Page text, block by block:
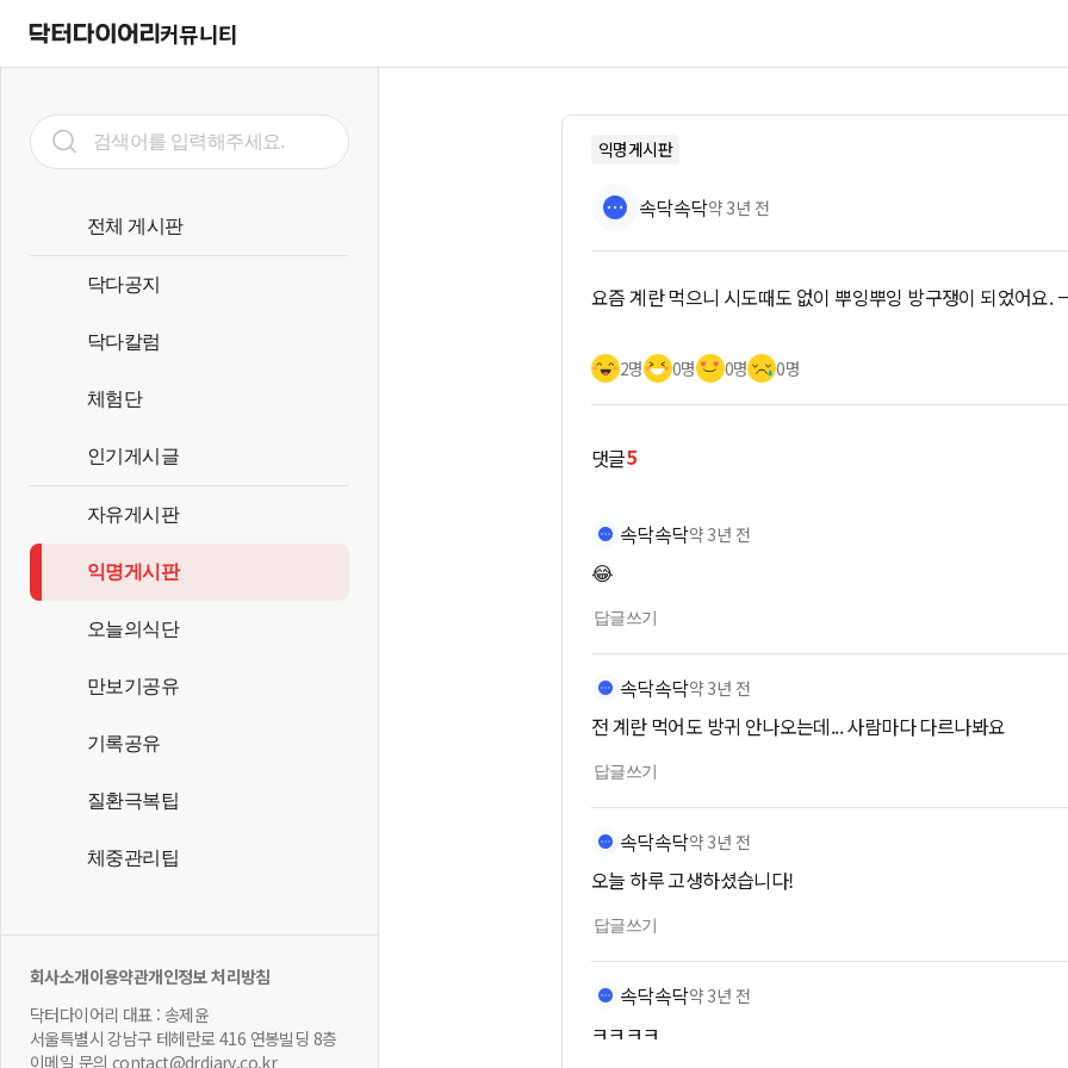
커뮤니티
전체 게시판
닥다공지
닥다칼럼
체험단
인기게시글
자유게시판
익명게시판
오늘의식단
만보기공유
기록공유
질환극복팁
체중관리팁
회사소개이용약관개인정보 처리방침
닥터다이어리 대표 : 송제윤
서울특별시 강남구 테헤란로 416 연봉빌딩 8층
이메일 문의 contact@drdiary.co.kr
익명게시판
속닥속닥약 3년 전
요즘 계란 먹으니 시도때도 없이 뿌잉뿌잉 방구쟁이 되었어요.
2명 0명 0명 0명
댓글5
속닥속닥약 3년 전
😂
답글쓰기
속닥속닥약 3년 전
전 계란 먹어도 방귀 안나오는데... 사람마다 다르나봐요
답글쓰기
속닥속닥약 3년 전
오늘 하루 고생하셨습니다!
답글쓰기
속닥속닥약 3년 전
ㅋㅋㅋㅋ